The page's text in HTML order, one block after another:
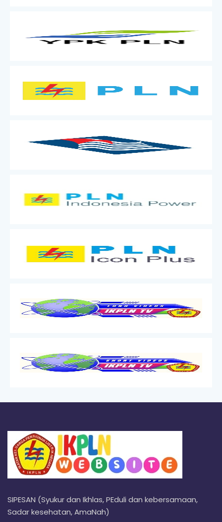
SIPESAN (Syukur dan Ikhlas, PEduli dan kebersamaan,
Sadar kesehatan, AmaNah)